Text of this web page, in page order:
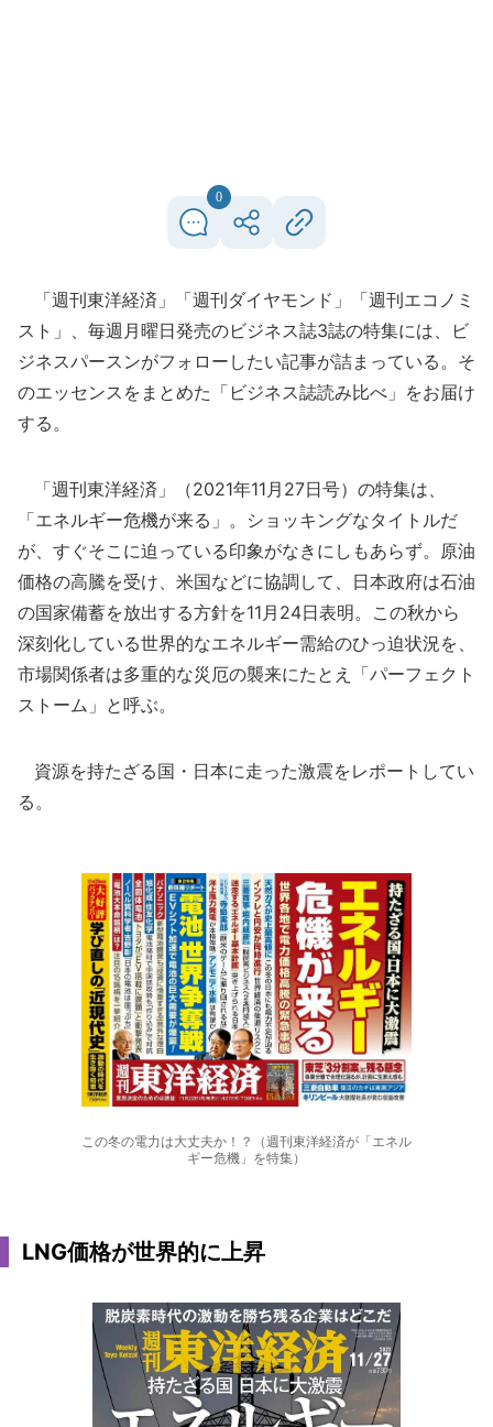
0
「週刊東洋経済」「週刊ダイヤモンド」「週刊エコノミ
スト」、毎週月曜日発売のビジネス誌3誌の特集には、ビ
ジネスパースンがフォローしたい記事が詰まっている。そ
のエッセンスをまとめた「ビジネス誌読み比べ」をお届け
する。
「週刊東洋経済」（2021年11月27日号）の特集は、
「エネルギー危機が来る」。ショッキングなタイトルだ
が、すぐそこに迫っている印象がなきにしもあらず。原油
価格の高騰を受け、米国などに協調して、日本政府は石油
の国家備蓄を放出する方針を11月24日表明。この秋から
深刻化している世界的なエネルギー需給のひっ迫状況を、
市場関係者は多重的な災厄の襲来にたとえ「パーフェクト
ストーム」と呼ぶ。
資源を持たざる国・日本に走った激震をレポートしてい
る。
この冬の電力は大丈夫か！？（週刊東洋経済が「エネル
ギー危機」を特集）
LNG価格が世界的に上昇